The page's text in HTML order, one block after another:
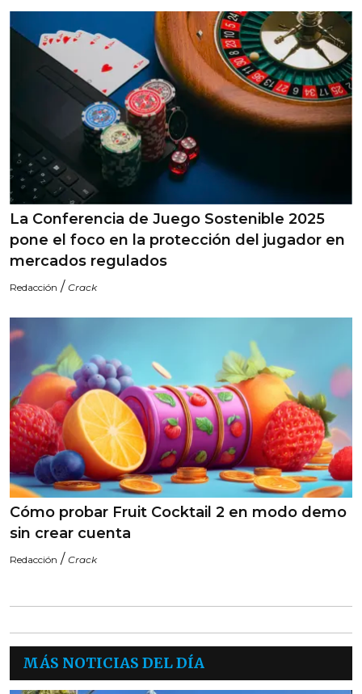
La Conferencia de Juego Sostenible 2025
pone el foco en la protección del jugador en
mercados regulados
Redacción / Crack
Cómo probar Fruit Cocktail 2 en modo demo
sin crear cuenta
Redacción / Crack
MÁS NOTICIAS DEL DÍA